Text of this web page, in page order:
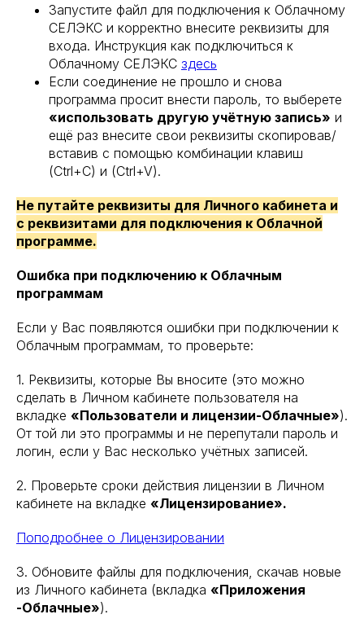
Запустите файл для подключения к Облачному
СЕЛЭКС и корректно внесите реквизиты для
входа. Инструкция как подключиться к
Облачному СЕЛЭКС здесь
Если соединение не прошло и снова
программа просит внести пароль, то выберете
«использовать другую учётную запись» и
ещё раз внесите свои реквизиты скопировав/
вставив с помощью комбинации клавиш
(Ctrl+C) и (Ctrl+V).
Не путайте реквизиты для Личного кабинета и
с реквизитами для подключения к Облачной
программе.
Ошибка при подключению к Облачным
программам
Если у Вас появляются ошибки при подключении к
Облачным программам, то проверьте:
1. Реквизиты, которые Вы вносите (это можно
сделать в Личном кабинете пользователя на
вкладке «Пользователи и лицензии-Облачные»).
От той ли это программы и не перепутали пароль и
логин, если у Вас несколько учётных записей.
2. Проверьте сроки действия лицензии в Личном
кабинете на вкладке «Лицензирование».
Поподробнее о Лицензировании
3. Обновите файлы для подключения, скачав новые
из Личного кабинета (вкладка «Приложения
-Облачные»).